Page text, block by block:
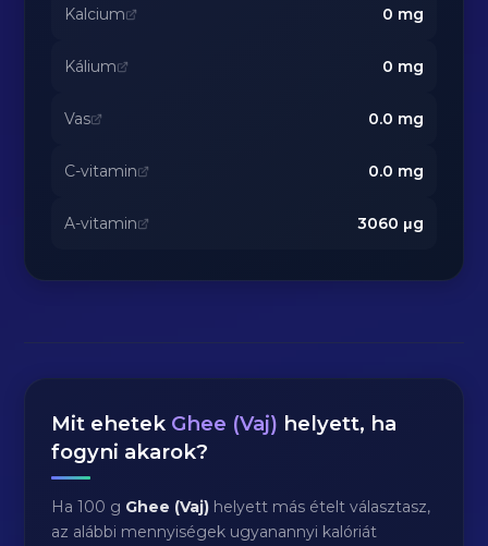
Kalcium 0 mg
Kálium 0 mg
Vas 0.0 mg
C-vitamin 0.0 mg
A-vitamin 3060 μg
Mit ehetek Ghee (Vaj) helyett, ha
fogyni akarok?
Ha 100 g Ghee (Vaj) helyett más ételt választasz,
az alábbi mennyiségek ugyanannyi kalóriát